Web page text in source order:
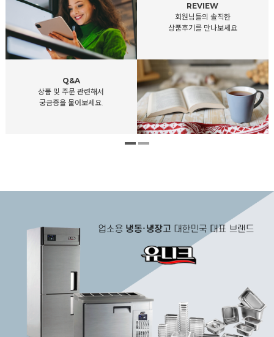
REVIEW
회원님들의 솔직한
상품후기를 만나보세요
Q&A
상품 및 주문 관련해서
궁금증을 물어보세요.